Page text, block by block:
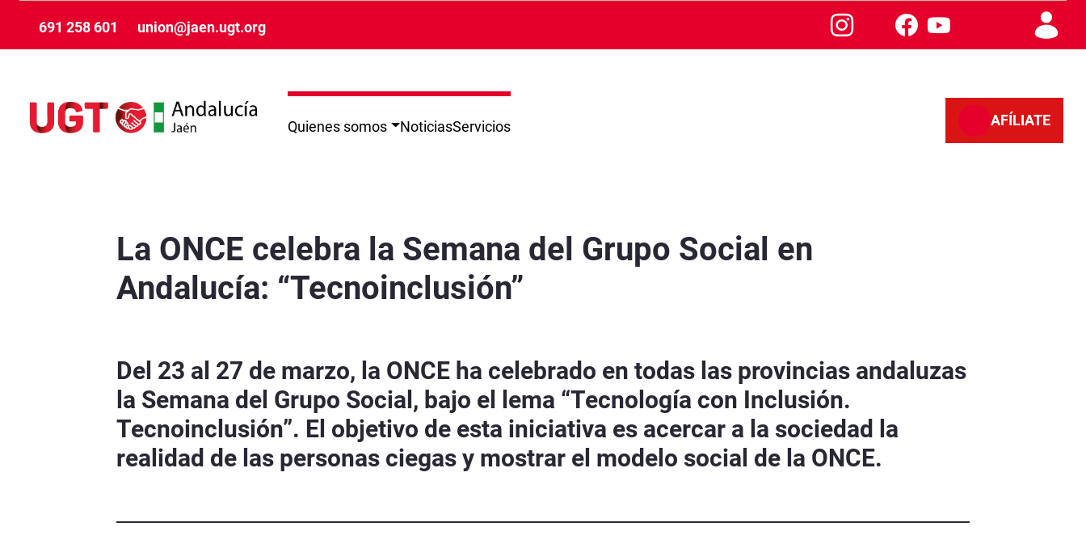
691 258 601 union@jaen.ugt.org
Quienes somos NoticiasServicios AFÍLIATE
La ONCE celebra la Semana del Grupo Social en
Andalucía: “Tecnoinclusión”
Del 23 al 27 de marzo, la ONCE ha celebrado en todas las provincias andaluzas
la Semana del Grupo Social, bajo el lema “Tecnología con Inclusión.
Tecnoinclusión”. El objetivo de esta iniciativa es acercar a la sociedad la
realidad de las personas ciegas y mostrar el modelo social de la ONCE.